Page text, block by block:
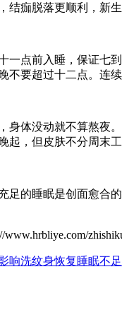
结痂脱落更顺利，新
一点前入睡，保证七
不要超过十二点。连
身体没动就不算熬夜
起，但皮肤不分周末
足的睡眠是创面愈合
响洗纹身恢复睡眠不